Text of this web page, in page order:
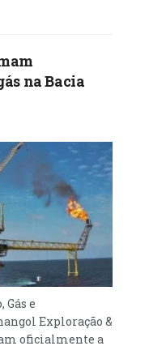
na Bacia
e
Exploração &
oficialmente a